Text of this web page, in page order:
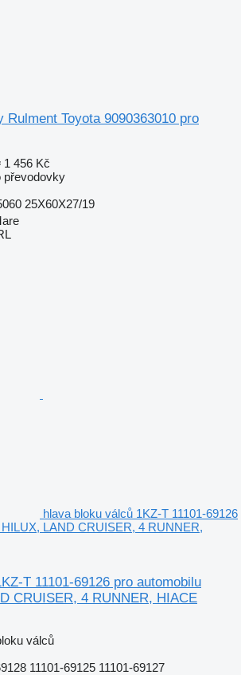
Rulment Toyota 9090363010 pro
1 456 Kč
převodovky
25X60X27/19
hlava bloku válců 1KZ-T 11101-69126
LAND CRUISER, 4 RUNNER,
T 11101-69126 pro automobilu
CRUISER, 4 RUNNER, HIACE
válců
11101-69125 11101-69127